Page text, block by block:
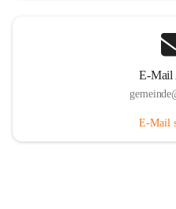
E-Mail
E-Mail